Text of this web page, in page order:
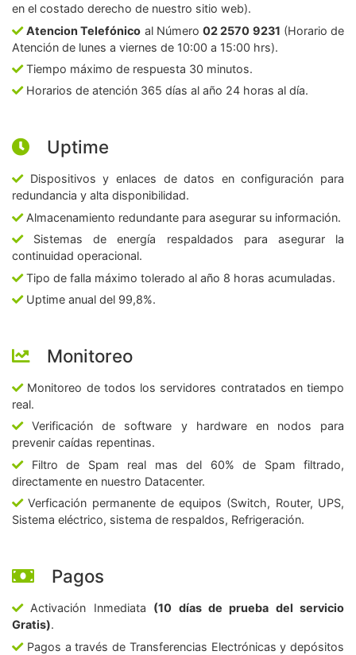
en el costado derecho de nuestro sitio web).
Atencion Telefónico al Número02 2570 9231 (Horario de
Atención de lunes a viernes de 10:00 a 15:00 hrs).
Tiempo máximo de respuesta 30 minutos.
Horarios de atención 365 días al año 24 horas al día.
Uptime
Dispositivos y enlaces de datos en configuración para
redundancia y alta disponibilidad.
Almacenamiento redundante para asegurar su información.
Sistemas de energía respaldados para asegurar la
continuidad operacional.
Tipo de falla máximo tolerado al año 8 horas acumuladas.
Uptime anual del 99,8%.
Monitoreo
Monitoreo de todos los servidores contratados en tiempo
real.
Verificación de software y hardware en nodos para
prevenir caídas repentinas.
Filtro de Spam real mas del 60% de Spam filtrado,
directamente en nuestro Datacenter.
Verficación permanente de equipos (Switch, Router, UPS,
Sistema eléctrico, sistema de respaldos, Refrigeración.
Pagos
Activación Inmediata (10 días de prueba del servicio
Gratis).
Pagos a través de Transferencias Electrónicas y depósitos